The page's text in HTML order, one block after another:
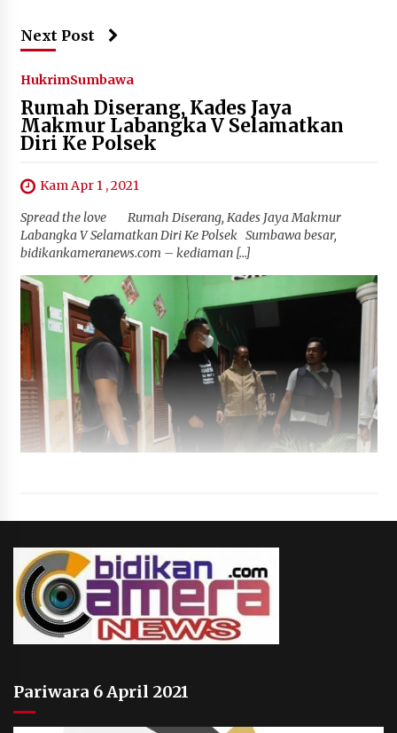
Next Post
HukrimSumbawa
Rumah Diserang, Kades Jaya
Makmur Labangka V Selamatkan
Diri Ke Polsek
Kam Apr 1 , 2021
Spread the love Rumah Diserang, Kades Jaya Makmur
Labangka V Selamatkan Diri Ke Polsek Sumbawa besar,
bidikankameranews.com – kediaman […]
Pariwara 6 April 2021